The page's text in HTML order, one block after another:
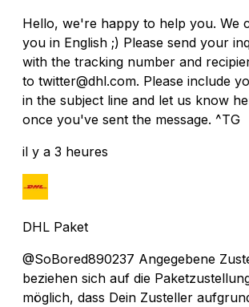
Hello, we're happy to help you. We
you in English ;) Please send your
with the tracking number and
to twitter@dhl.com. Please include
in the subject line and let us know
once you've sent the message. ^TG
il y a 3 heures
DHL Paket
@SoBored890237 Angegebene
beziehen sich auf die
möglich, dass Dein Zusteller